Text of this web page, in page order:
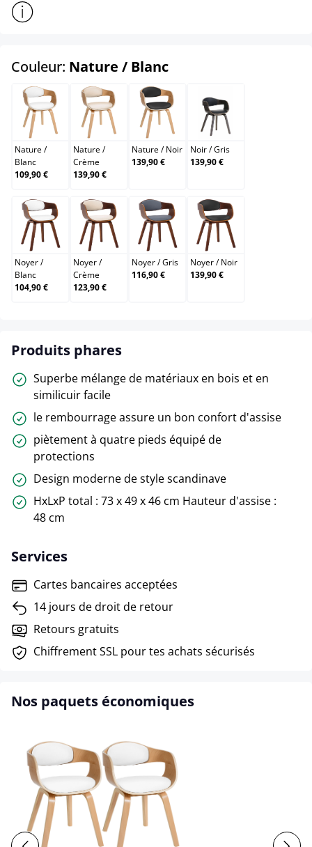
Afficher plus d'informations sur le produit
Couleur: Nature / Blancselect
Nature / Blanc
Nature/
Blanc
109,90 €
Nature / Crème
Nature/
Crème
139,90 €
Nature / Noir
Nature/Noir
139,90 €
Noir / Gris
Noir/Gris
139,90 €
Noyer / Blanc
Noyer/
Blanc
104,90 €
Noyer / Crème
Noyer/
Crème
123,90 €
Noyer / Gris
Noyer/Gris
116,90 €
Noyer / Noir
Noyer/Noir
139,90 €
Produits phares
Superbe mélange de matériaux en bois et en
similicuir facile
le rembourrage assure un bon confort d'assise
piètement à quatre pieds équipé de
protections
Design moderne de style scandinave
HxLxP total : 73 x 49 x 46 cm Hauteur d'assise :
48 cm
Services
Cartes bancaires acceptées
14 jours de droit de retour
Retours gratuits
Chiffrement SSL pour tes achats sécurisés
Nos paquets économiques